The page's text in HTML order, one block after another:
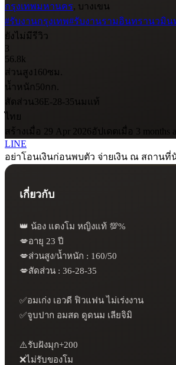
กรุงเทพมหานคร, บางเขน
#รับงานกรุงเทพ#รับงานรามอินทรานวมิน
ยังไม่มีรีวิว
3
56.8k
ส่วนสูง 160ซม.
น้ำหนัก 50กก.
สัดส่วน36E-28-35นมแท้
ไทย
สร้างเมื่อ 29 Apr 2026อัปเดตเมื่อ 3 months
LINE
อย่าโอนเงินก่อนพบตัว จ่ายเงิน ณ สถาน
เกี่ยวกับ
👑 น้อง แตงโม หญิงแท้ 💯%
💋อายุ 23 ปี
💋ส่วนสูง/น้ำหนัก : 160/50
💋สัดส่วน : 36-28-35
✅อมเก่ง เอวดี ฟิวแฟน ไม่เร่งงาน
✅จูบปาก อมสด ดูดนม เลียจิมิ
⚠️รับฝังมุก+200
❌ไม่รับของโม